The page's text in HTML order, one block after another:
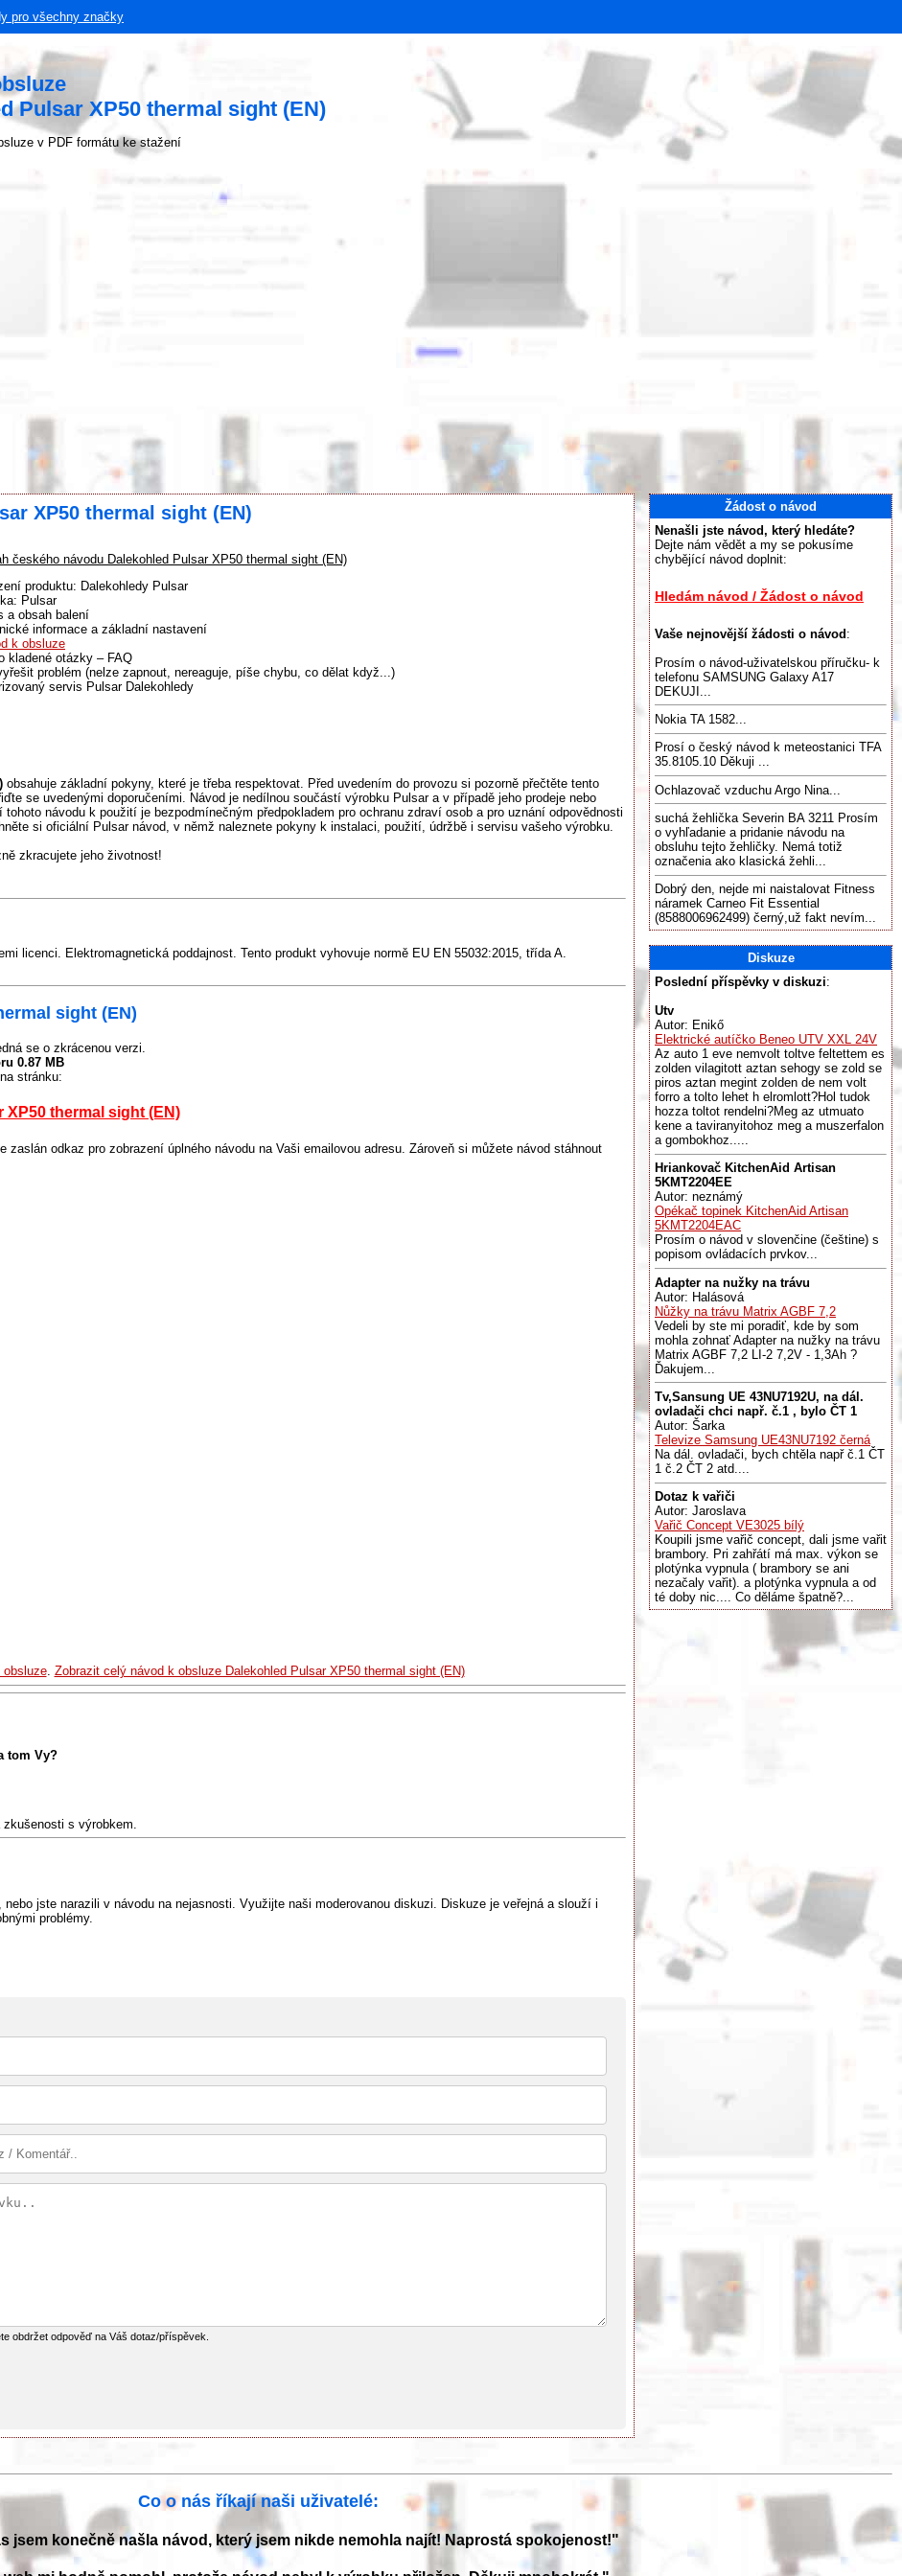
pro všechny značky
Pulsar XP50 thermal sight (EN)
v PDF formátu ke stažení
XP50 thermal sight (EN)
českého návodu Dalekohled Pulsar XP50 thermal sight (EN)
produktu: Dalekohledy Pulsar
Pulsar
a obsah balení
informace a základní nastavení
k obsluze
kladené otázky – FAQ
problém (nelze zapnout, nereaguje, píše chybu, co dělat když...)
servis Pulsar Dalekohledy
obsahuje základní pokyny, které je třeba respektovat. Před uvedením do provozu si pozorně přečtěte tento
se uvedenými doporučeními. Návod je nedílnou součástí výrobku Pulsar a v případě jeho prodeje nebo
návodu k použití je bezpodmínečným předpokladem pro ochranu zdraví osob a pro uznání odpovědnosti
si oficiální Pulsar návod, v němž naleznete pokyny k instalaci, použití, údržbě i servisu vašeho výrobku.
zkracujete jeho životnost!
licenci. Elektromagnetická poddajnost. Tento produkt vyhovuje normě EU EN 55032:2015, třída A.
sight (EN)
se o zkrácenou verzi.
0.87 MB
stránku:
thermal sight (EN)
odkaz pro zobrazení úplného návodu na Vaši emailovou adresu. Zároveň si můžete návod stáhnout
obsluze. Zobrazit celý návod k obsluze Dalekohled Pulsar XP50 thermal sight (EN)
tom Vy?
s výrobkem.
jste narazili v návodu na nejasnosti. Využijte naši moderovanou diskuzi. Diskuze je veřejná a slouží i
problémy.
obdržet odpověď na Váš dotaz/příspěvek.
Žádost o návod
Nenašli jste návod, který hledáte?
Dejte nám vědět a my se pokusíme
chybějící návod doplnit:
Hledám návod / Žádost o návod
Vaše nejnovější žádosti o návod :
Prosím o návod-uživatelskou příručku- k
telefonu SAMSUNG Galaxy A17
DEKUJI...
Nokia TA 1582...
Prosí o český návod k meteostanici TFA
35.8105.10 Děkuji ...
Ochlazovač vzduchu Argo Nina...
suchá žehlička Severin BA 3211 Prosím
o vyhľadanie a pridanie návodu na
obsluhu tejto žehličky. Nemá totiž
označenia ako klasická žehli...
Dobrý den, nejde mi naistalovat Fitness
náramek Carneo Fit Essential
(8588006962499) černý,už fakt nevím...
Diskuze
Poslední příspěvky v diskuzi:
Utv
Autor: Enikő
Elektrické autíčko Beneo UTV XXL 24V
Az auto 1 eve nemvolt toltve feltettem es
zolden vilagitott aztan sehogy se zold se
piros aztan megint zolden de nem volt
forro a tolto lehet h elromlott?Hol tudok
hozza toltot rendelni?Meg az utmuato
kene a taviranyitohoz meg a muszerfalon
a gombokhoz.....
Hriankovač KitchenAid Artisan
5KMT2204EE
Autor: neznámý
Opékač topinek KitchenAid Artisan
5KMT2204EAC
Prosím o návod v slovenčine (češtine) s
popisom ovládacích prvkov...
Adapter na nužky na trávu
Autor: Halásová
Nůžky na trávu Matrix AGBF 7,2
Vedeli by ste mi poradiť, kde by som
mohla zohnať Adapter na nužky na trávu
Matrix AGBF 7,2 LI-2 7,2V - 1,3Ah ?
Ďakujem...
Tv,Sansung UE 43NU7192U, na dál.
ovladači chci např. č.1 , bylo ČT 1
Autor: Šarka
Televize Samsung UE43NU7192 černá
Na dál. ovladači, bych chtěla např č.1 ČT
1 č.2 ČT 2 atd....
Dotaz k vařiči
Autor: Jaroslava
Vařič Concept VE3025 bílý
Koupili jsme vařič concept, dali jsme vařit
brambory. Pri zahřátí má max. výkon se
plotýnka vypnula ( brambory se ani
nezačaly vařit). a plotýnka vypnula a od
té doby nic.... Co děláme špatně?...
Co o nás říkají naši uživatelé:
jsem konečně našla návod, který jsem nikde nemohla najít! Naprostá spokojenost!"